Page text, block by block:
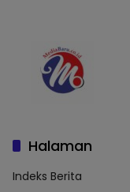
Halaman
Indeks Berita